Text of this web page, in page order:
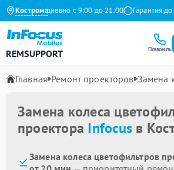
Кострома
Ежедневно с 9:00 до 21:00 Гарантия до 1
REMSUPPORT Позвонить
Главная Ремонт проекторов Замена
Замена колеса
проектора Infocus в
Замена колеса цветофильтров